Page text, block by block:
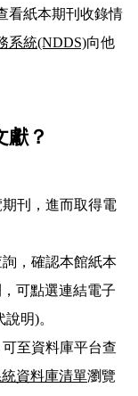
看紙本期刊收錄情
系統(NDDS)向他
獻？
期刊，進而取得電
詢，確認本館紙本
可點選連結電子
明)。
至資料庫平台查
資料庫清單瀏覽